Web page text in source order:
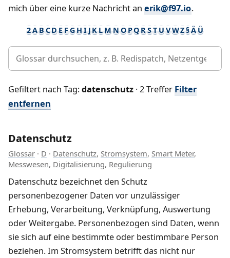
mich über eine kurze Nachricht an erik@f97.io.
2A B CD E FG H I J K L M N O PQ R ST U VWZ§Ä Ü
Gefiltert nach Tag:datenschutz · 2 Treffer Filter
entfernen
Datenschutz
Glossar · D · Datenschutz, Stromsystem, Smart Meter,
Messwesen, Digitalisierung, Regulierung
Datenschutz bezeichnet den Schutz
personenbezogener Daten vor unzulässiger
Erhebung, Verarbeitung, Verknüpfung, Auswertung
oder Weitergabe. Personenbezogen sind Daten, wenn
sie sich auf eine bestimmte oder bestimmbare Person
beziehen. Im Stromsystem betrifft das nicht nur